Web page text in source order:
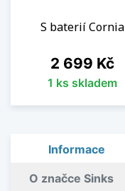
S baterií Cornia
Cena
2 699 Kč
1 ks skladem
Informace
O značce Sinks